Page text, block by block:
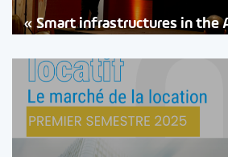
« Smart infrastructures in the